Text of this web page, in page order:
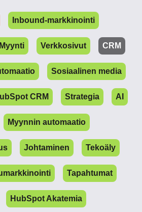
Inbound-markkinointi
Myynti Verkkosivut CRM
Sosiaalinen media
CRM Strategia AI
Myynnin automaatio
Johtaminen Tekoäly
Tapahtumat
HubSpot Akatemia